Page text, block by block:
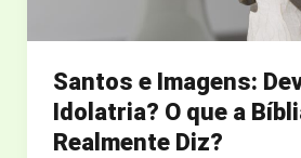
NOVA
IDENTIDADE
ESPIRITUAL.
Santos e Imagens:
Idolatria? O que a
Realmente Diz?